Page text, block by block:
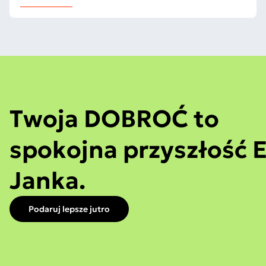
Twoja DOBROĆ to
spokojna przyszłość
Janka.
Podaruj lepsze jutro